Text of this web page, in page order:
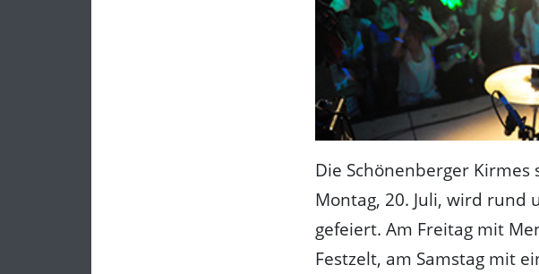
Die Schönenberger Kirmes
Montag, 20. Juli, wird rund
gefeiert. Am Freitag mit
Festzelt, am Samstag mit